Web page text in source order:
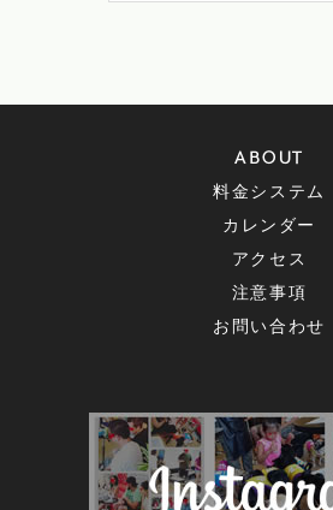
ABOUT
料金システム
カレンダー
アクセス
注意事項
お問い合わせ